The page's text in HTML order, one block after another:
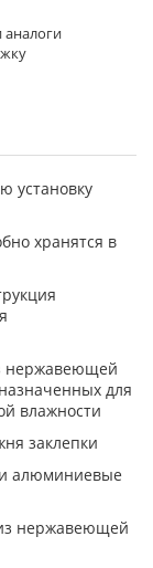
установку
хранятся в
нержавеющей
для
влажности
заклепки
и алюминиевые
нержавеющей